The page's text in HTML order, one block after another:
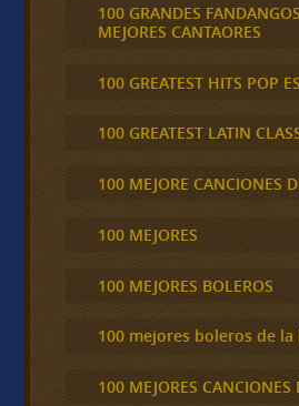
100 GRANDES
MEJORES CANTAORES
100 GREATEST HITS POP
100 GREATEST LATIN
100 MEJORE CANCIONES
100 MEJORES
100 MEJORES BOLEROS
100 mejores boleros de
100 MEJORES CANCIONES